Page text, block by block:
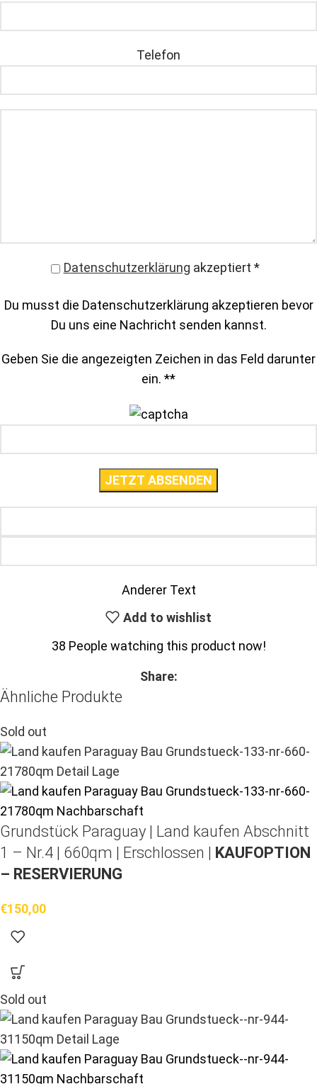
Telefon
Datenschutzerklärung akzeptiert *
Du musst die Datenschutzerklärung akzeptieren bevor
Du uns eine Nachricht senden kannst.
Geben Sie die angezeigten Zeichen in das Feld darunter
ein. **
Anderer Text
Add to wishlist
38 People watching this product now!
Share:
Ähnliche Produkte
Sold out
Grundstück Paraguay | Land kaufen Abschnitt
1 – Nr.4 | 660qm | Erschlossen | KAUFOPTION
– RESERVIERUNG
€150,00
Sold out